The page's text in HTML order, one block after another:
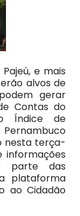
e mais
alvos de
gerar
Contas do
Índice de
nesta terça-
informações
parte das
plataforma
ao Cidadão